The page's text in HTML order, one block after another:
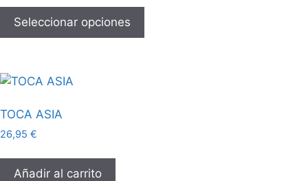
Seleccionar opciones
TOCA ASIA
26,95 €
Añadir al carrito